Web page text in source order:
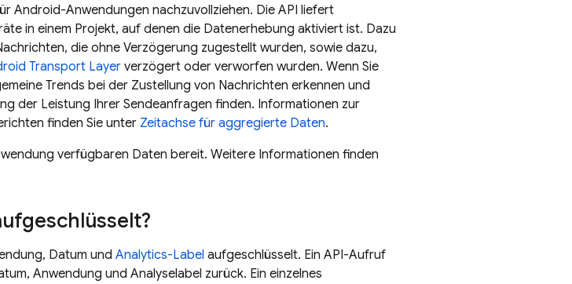
Android-Anwendungen nachzuvollziehen. Die API liefert
in einem Projekt, auf denen die Datenerhebung aktiviert ist. Dazu
die ohne Verzögerung zugestellt wurden, sowie dazu,
Transport Layerverzögert oder verworfen wurden. Wenn Sie
Trends bei der Zustellung von Nachrichten erkennen und
der Leistung Ihrer Sendeanfragen finden. Informationen zur
finden Sie unter Zeitachse für aggregierte Daten.
verfügbaren Daten bereit. Weitere Informationen finden
Datum und Analytics-Label aufgeschlüsselt. Ein API-Aufruf
Anwendung und Analyselabel zurück. Ein einzelnes